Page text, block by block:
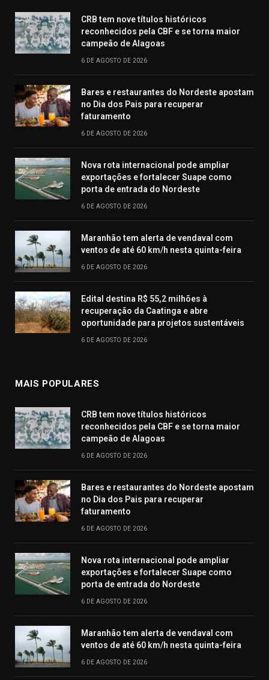
CRB tem nove títulos históricos
reconhecidos pela CBF e se torna maior
campeão de Alagoas
6 DE AGOSTO DE 2026
Bares e restaurantes do Nordeste apostam
no Dia dos Pais para recuperar
faturamento
6 DE AGOSTO DE 2026
Nova rota internacional pode ampliar
exportações e fortalecer Suape como
porta de entrada do Nordeste
6 DE AGOSTO DE 2026
Maranhão tem alerta de vendaval com
ventos de até 60 km/h nesta quinta-feira
6 DE AGOSTO DE 2026
Edital destina R$ 55,2 milhões à
recuperação da Caatinga e abre
oportunidade para projetos sustentáveis
6 DE AGOSTO DE 2026
MAIS POPULARES
CRB tem nove títulos históricos
reconhecidos pela CBF e se torna maior
campeão de Alagoas
6 DE AGOSTO DE 2026
Bares e restaurantes do Nordeste apostam
no Dia dos Pais para recuperar
faturamento
6 DE AGOSTO DE 2026
Nova rota internacional pode ampliar
exportações e fortalecer Suape como
porta de entrada do Nordeste
6 DE AGOSTO DE 2026
Maranhão tem alerta de vendaval com
ventos de até 60 km/h nesta quinta-feira
6 DE AGOSTO DE 2026